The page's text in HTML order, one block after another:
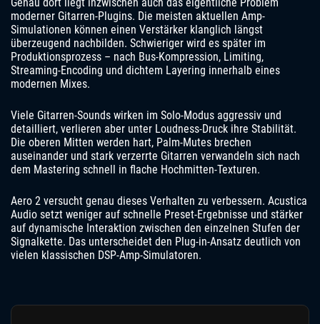
moderner Gitarren-Plugins. Die meisten aktuellen Amp-
Simulationen können einen Verstärker klanglich längst
überzeugend nachbilden. Schwieriger wird es später im
Produktionsprozess – nach Bus-Kompression, Limiting,
Streaming-Encoding und dichtem Layering innerhalb eines
modernen Mixes.
Viele Gitarren-Sounds wirken im Solo-Modus aggressiv und
detailliert, verlieren aber unter Loudness-Druck ihre Stabilität.
Die oberen Mitten werden hart, Palm-Mutes brechen
auseinander und stark verzerrte Gitarren verwandeln sich nach
dem Mastering schnell in flache Hochmitten-Texturen.
Aero 2 versucht genau dieses Verhalten zu verbessern. Acustica
Audio setzt weniger auf schnelle Preset-Ergebnisse und stärker
auf dynamische Interaktion zwischen den einzelnen Stufen der
Signalkette. Das unterscheidet den Plug-in-Ansatz deutlich von
vielen klassischen DSP-Amp-Simulatoren.